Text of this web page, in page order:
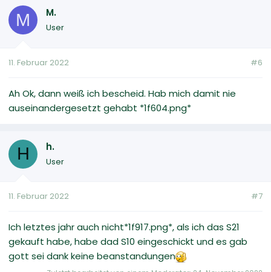
M M.
User
11. Februar 2022 #6
Ah Ok, dann weiß ich bescheid. Hab mich damit nie
auseinandergesetzt gehabt *1f604.png*
H h.
User
11. Februar 2022 #7
Ich letztes jahr auch nicht*1f917.png*, als ich das S21
gekauft habe, habe dad S10 eingeschickt und es gab
gott sei dank keine beanstandungen